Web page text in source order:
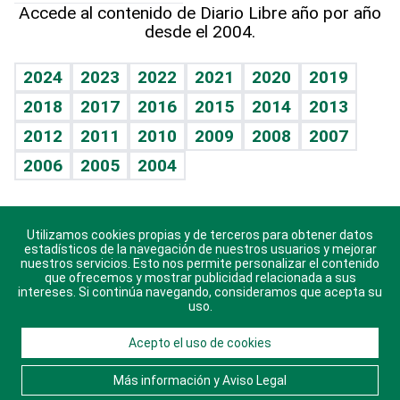
Vida y familia
Eñe
Celebrando la vida
Sin complejos
En pocas palabras
Escuchando al corazón
Economía Personal
BRV
TBT Deportivo
Más firmas
Guía del dinero
Horóscopos
Juegos
Accede al contenido de Diario Libre año por año
desde el 2004.
2024 2023 2022 2021 2020
2019
2018
2017 2016 2015 2014
2013
2012
2011 2010 2009 2008
2007
2006
2005 2004
Descarga nuestras aplicaciones para Android, iOS y
sistema Huawei.
© 2021 Diario Libre, todos los derechos reservados.
Consulta elAviso Legal. Ponte en Contacto
nosotros y conoce más sobre Diario Libre
Utilizamos cookies propias y de terceros para obtener datos
estadísticos de la navegación de nuestros usuarios y mejorar
nuestros servicios. Esto nos permite personalizar el contenido
que ofrecemos y mostrar publicidad relacionada a sus
intereses. Si continúa navegando, consideramos que acepta su
uso.
Acepto el uso de cookies
Más información y Aviso Legal